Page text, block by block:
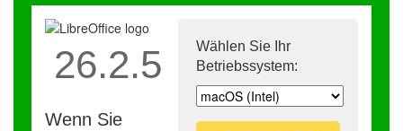
Wählen Sie Ihr
Betriebssystem:
26.2.5
Wenn Sie